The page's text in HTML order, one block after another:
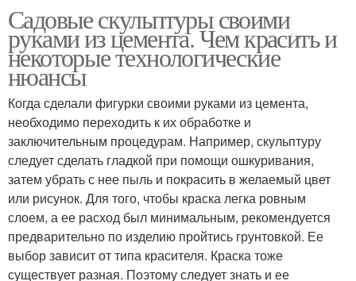
Садовые скульптуры своими
руками из цемента. Чем красить и
некоторые технологические
нюансы
Когда сделали фигурки своими руками из цемента,
необходимо переходить к их обработке и
заключительным процедурам. Например, скульптуру
следует сделать гладкой при помощи ошкуривания,
затем убрать с нее пыль и покрасить в желаемый цвет
или рисунок. Для того, чтобы краска легка ровным
слоем, а ее расход был минимальным, рекомендуется
предварительно по изделию пройтись грунтовкой. Ее
выбор зависит от типа красителя. Краска тоже
существует разная. Поэтому следует знать и ее